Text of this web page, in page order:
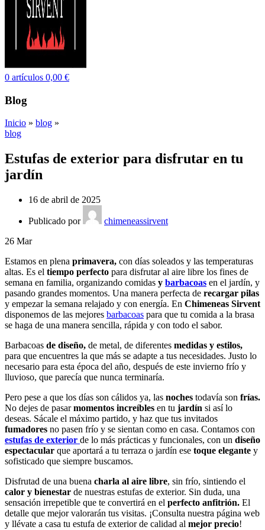
0 artículos 0,00 €
Blog
Inicio » blog »
blog
Estufas de exterior para disfrutar en tu
jardín
16 de abril de 2025
Publicado por
chimeneassirvent
26 Mar
Estamos en plena primavera, con días soleados y las temperaturas
altas. Es el tiempo perfecto para disfrutar al aire libre los fines de
semana en familia, organizando comidas y barbacoas en el jardín, y
pasando grandes momentos. Una manera perfecta de recargar pilas
y empezar la semana relajado y con energía. En Chimeneas Sirvent
disponemos de las mejores barbacoas para que tu comida a la brasa
se haga de una manera sencilla, rápida y con todo el sabor.
Barbacoas de diseño, de metal, de diferentes medidas y estilos,
para que encuentres la que más se adapte a tus necesidades. Justo lo
necesario para esta época del año, después de este invierno frío y
lluvioso, que parecía que nunca terminaría.
Pero pese a que los días son cálidos ya, las noches todavía son frías.
No dejes de pasarmomentos increíbles en tu jardín si así lo
deseas. Sácale el máximo partido, y haz que tus invitados
fumadores no pasen frío y se sientan como en casa. Contamos con
estufas de exterior de lo más prácticas y funcionales, con un diseño
espectacular que aportará a tu terraza o jardín ese toque elegante y
sofisticado que siempre buscamos.
Disfrutad de una buena charla al aire libre, sin frío, sintiendo el
calor y bienestar de nuestras estufas de exterior. Sin duda, una
sensación irrepetible que te convertirá en el perfecto anfitrión. El
detalle que mejor valorarán tus visitas. ¡Consulta nuestra página web
y llévate a casa tu estufa de exterior de calidad al mejor precio!